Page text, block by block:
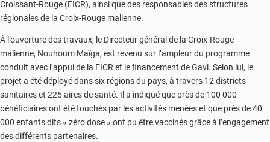
Croissant-Rouge (FICR), ainsi que des responsables des structures
régionales de la Croix-Rouge malienne.
À l’ouverture des travaux, le Directeur général de la Croix-Rouge
malienne, Nouhoum Maïga, est revenu sur l’ampleur du programme
conduit avec l’appui de la FICR et le financement de Gavi. Selon lui, le
projet a été déployé dans six régions du pays, à travers 12 districts
sanitaires et 225 aires de santé. Il a indiqué que près de 100 000
bénéficiaires ont été touchés par les activités menées et que près de 40
000 enfants dits « zéro dose » ont pu être vaccinés grâce à l’engagement
des différents partenaires.